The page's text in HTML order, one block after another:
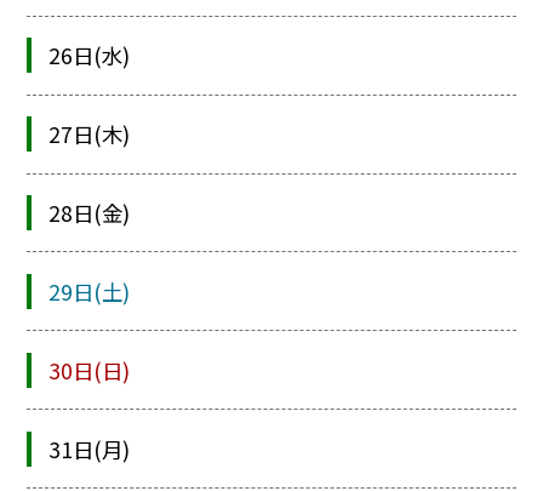
26日(水)
27日(木)
28日(金)
29日(土)
30日(日)
31日(月)